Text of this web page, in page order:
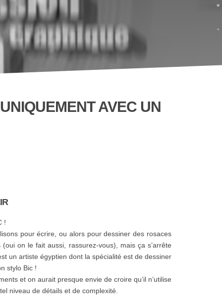
AVEC UN
!
pour écrire, ou alors pour dessiner des rosaces
on le fait aussi, rassurez-vous), mais ça s’arrête
un artiste égyptien dont la spécialité est de dessiner
stylo Bic !
et on aurait presque envie de croire qu’il n’utilise
niveau de détails et de complexité.